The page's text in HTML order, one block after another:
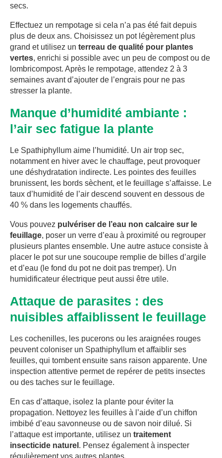
secs.
Effectuez un rempotage si cela n’a pas été fait depuis
plus de deux ans. Choisissez un pot légèrement plus
grand et utilisez un terreau de qualité pour plantes
vertes, enrichi si possible avec un peu de compost ou de
lombricompost. Après le rempotage, attendez 2 à 3
semaines avant d’ajouter de l’engrais pour ne pas
stresser la plante.
Manque d’humidité ambiante :
l’air sec fatigue la plante
Le Spathiphyllum aime l’humidité. Un air trop sec,
notamment en hiver avec le chauffage, peut provoquer
une déshydratation indirecte. Les pointes des feuilles
brunissent, les bords sèchent, et le feuillage s’affaisse. Le
taux d’humidité de l’air descend souvent en dessous de
40 % dans les logements chauffés.
Vous pouvez pulvériser de l’eau non calcaire sur le
feuillage, poser un verre d’eau à proximité ou regrouper
plusieurs plantes ensemble. Une autre astuce consiste à
placer le pot sur une soucoupe remplie de billes d’argile
et d’eau (le fond du pot ne doit pas tremper). Un
humidificateur électrique peut aussi être utile.
Attaque de parasites : des
nuisibles affaiblissent le feuillage
Les cochenilles, les pucerons ou les araignées rouges
peuvent coloniser un Spathiphyllum et affaiblir ses
feuilles, qui tombent ensuite sans raison apparente. Une
inspection attentive permet de repérer de petits insectes
ou des taches sur le feuillage.
En cas d’attaque, isolez la plante pour éviter la
propagation. Nettoyez les feuilles à l’aide d’un chiffon
imbibé d’eau savonneuse ou de savon noir dilué. Si
l’attaque est importante, utilisez un traitement
insecticide naturel . Pensez également à inspecter